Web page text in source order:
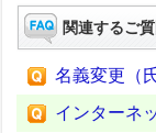
関連するご
名義変更（
インターネ